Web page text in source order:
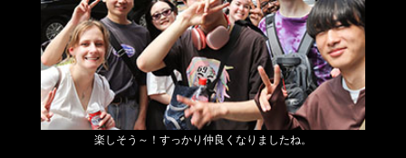
楽しそう～！すっかり仲良くなりましたね。